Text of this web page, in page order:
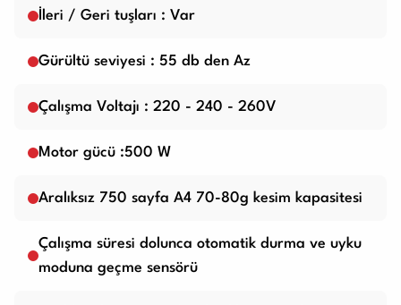
İleri / Geri tuşları : Var
Gürültü seviyesi : 55 db den Az
Çalışma Voltajı : 220 - 240 - 260V
Motor gücü :500 W
Aralıksız 750 sayfa A4 70-80g kesim kapasitesi
Çalışma süresi dolunca otomatik durma ve uyku
moduna geçme sensörü